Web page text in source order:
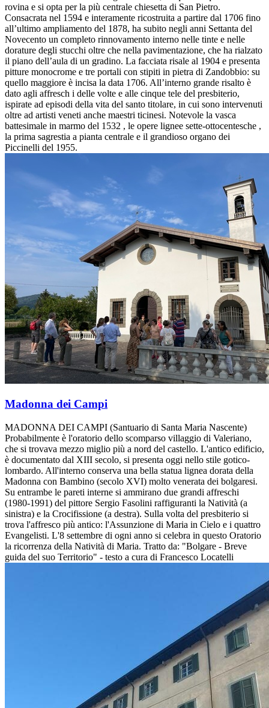
rovina e si opta per la più centrale chiesetta di San Pietro.
Consacrata nel 1594 e interamente ricostruita a partire dal 1706 fino
all’ultimo ampliamento del 1878, ha subito negli anni Settanta del
Novecento un completo rinnovamento interno nelle tinte e nelle
dorature degli stucchi oltre che nella pavimentazione, che ha rialzato
il piano dell’aula di un gradino. La facciata risale al 1904 e presenta
pitture monocrome e tre portali con stipiti in pietra di Zandobbio: su
quello maggiore è incisa la data 1706. All’interno grande risalto è
dato agli affresch i delle volte e alle cinque tele del presbiterio,
ispirate ad episodi della vita del santo titolare, in cui sono intervenuti
oltre ad artisti veneti anche maestri ticinesi. Notevole la vasca
battesimale in marmo del 1532 , le opere lignee sette-ottocentesche ,
la prima sagrestia a pianta centrale e il grandioso organo dei
Piccinelli del 1955.
Madonna dei Campi
MADONNA DEI CAMPI (Santuario di Santa Maria Nascente)
Probabilmente è l'oratorio dello scomparso villaggio di Valeriano,
che si trovava mezzo miglio più a nord del castello. L'antico edificio,
è documentato dal XIII secolo, si presenta oggi nello stile gotico-
lombardo. All'interno conserva una bella statua lignea dorata della
Madonna con Bambino (secolo XVI) molto venerata dei bolgaresi.
Su entrambe le pareti interne si ammirano due grandi affreschi
(1980-1991) del pittore Sergio Fasolini raffiguranti la Natività (a
sinistra) e la Crocifissione (a destra). Sulla volta del presbiterio si
trova l'affresco più antico: l'Assunzione di Maria in Cielo e i quattro
Evangelisti. L'8 settembre di ogni anno si celebra in questo Oratorio
la ricorrenza della Natività di Maria. Tratto da: "Bolgare - Breve
guida del suo Territorio" - testo a cura di Francesco Locatelli